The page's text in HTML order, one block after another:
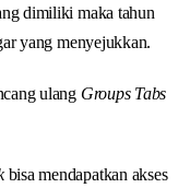
dimiliki maka tahun
yang menyejukkan.
ulang Groups Tabs
bisa mendapatkan akses